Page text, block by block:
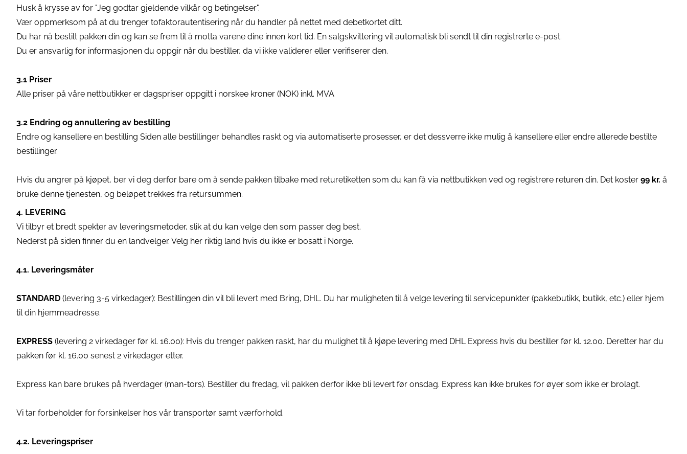
Husk å krysse av for "Jeg godtar gjeldende vilkår og betingelser".
Vær oppmerksom på at du trenger tofaktorautentisering når du handler på nettet med debetkortet ditt.
Du har nå bestilt pakken din og kan se frem til å motta varene dine innen kort tid. En salgskvittering vil automatisk bli sendt til din registrerte e-post.
Du er ansvarlig for informasjonen du oppgir når du bestiller, da vi ikke validerer eller verifiserer den.
3.1 Priser
Alle priser på våre nettbutikker er dagspriser oppgitt i norskee kroner (NOK) inkl. MVA
3.2 Endring og annullering av bestilling
Endre og kansellere en bestilling Siden alle bestillinger behandles raskt og via automatiserte prosesser, er det dessverre ikke mulig å kansellere eller endre allerede bestilte
bestillinger.
Hvis du angrer på kjøpet, ber vi deg derfor bare om å sende pakken tilbake med returetiketten som du kan få via nettbutikken ved og registrere returen din. Det koster 99 kr. å
bruke denne tjenesten, og beløpet trekkes fra retursummen.
4. LEVERING
Vi tilbyr et bredt spekter av leveringsmetoder, slik at du kan velge den som passer deg best.
Nederst på siden finner du en landvelger. Velg her riktig land hvis du ikke er bosatt i Norge.
4.1. Leveringsmåter
STANDARD (levering 3-5 virkedager): Bestillingen din vil bli levert med Bring, DHL. Du har muligheten til å velge levering til servicepunkter (pakkebutikk, butikk, etc.) eller hjem
til din hjemmeadresse.
EXPRESS (levering 2 virkedager før kl. 16.00): Hvis du trenger pakken raskt, har du mulighet til å kjøpe levering med DHL Express hvis du bestiller før kl. 12.00. Deretter har du
pakken før kl. 16.00 senest 2 virkedager etter.
Express kan bare brukes på hverdager (man-tors). Bestiller du fredag, vil pakken derfor ikke bli levert før onsdag. Express kan ikke brukes for øyer som ikke er brolagt.
Vi tar forbeholder for forsinkelser hos vår transportør samt værforhold.
4.2. Leveringspriser